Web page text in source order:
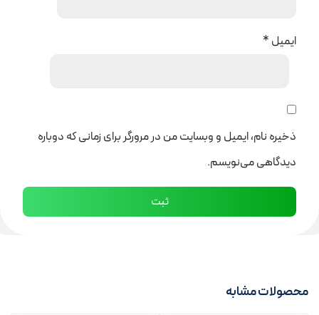
ایمیل *
ذخیره نام، ایمیل و وبسایت من در مرورگر برای زمانی که دوباره
دیدگاهی می‌نویسم.
محصولات مشابه